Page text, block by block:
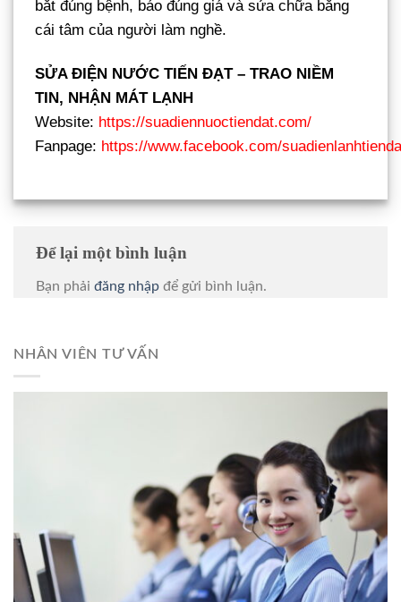
bắt đúng bệnh, báo đúng giá và sửa chữa bằng
cái tâm của người làm nghề.
SỬA ĐIỆN NƯỚC TIẾN ĐẠT – TRAO NIỀM
TIN, NHẬN MÁT LẠNH
Website: https://suadiennuoctiendat.com/
Fanpage: https://www.facebook.com/
Để lại một bình luận
Bạn phải đăng nhập để gửi bình luận.
NHÂN VIÊN TƯ VẤN